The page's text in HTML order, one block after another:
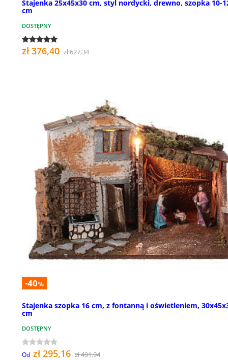
Stajenka 25x45x30 cm, styl nordycki, drewno, szopka 10-
cm
DOSTĘPNY
zł 376,40 zł 627,34
-40%
Stajenka szopka 16 cm, z fontanną i oświetleniem,
cm
DOSTĘPNY
Od zł 295,16 zł 491,94